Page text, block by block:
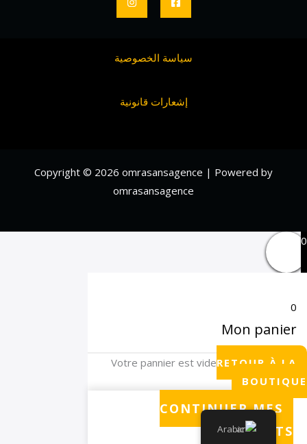
سياسة الخصوصية
إشعارات قانونية
Copyright © 2026 omrasansagence | Powered by
omrasansagence
Arabic
0
0
Mon panier
Votre pannier est videRETOUR À LA
BOUTIQUE
CONTINUER MES
ACHATS